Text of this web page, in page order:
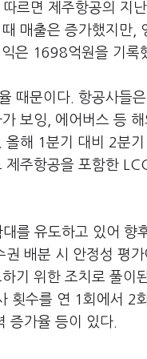
르면 제주항공의
매출은 증가했지만
은 1698억원을 기록
때문이다. 항공사들
보잉, 에어버스 등
해 1분기 대비 2분
주항공을 포함한
를 유도하고 있어
권 배분 시 안정성 평
기 위한 조치로 풀
횟수를 연 1회에서 2
증가율 등이 있다.